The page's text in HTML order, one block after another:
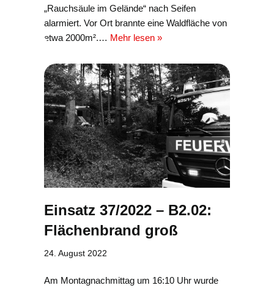
„Rauchsäule im Gelände“ nach Seifen
alarmiert. Vor Ort brannte eine Waldfläche von
etwa 2000m².… Mehr lesen »
Einsatz 37/2022 – B2.02:
Flächenbrand groß
24. August 2022
Am Montagnachmittag um 16:10 Uhr wurde